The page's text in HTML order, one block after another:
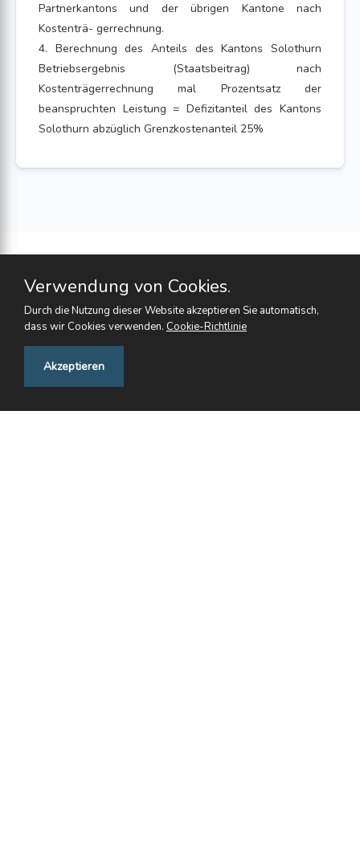
Partnerkantons und der übrigen Kantone nach
Kostenträ- gerrechnung.
4. Berechnung des Anteils des Kantons Solothurn
Betriebsergebnis (Staatsbeitrag) nach
Kostenträgerrechnung mal Prozentsatz der
beanspruchten Leistung = Defizitanteil des Kantons
Solothurn abzüglich Grenzkostenanteil 25%
Verwendung von Cookies.
Durch die Nutzung dieser Website akzeptieren Sie automatisch,
dass wir Cookies verwenden. Cookie-Richtlinie
Akzeptieren